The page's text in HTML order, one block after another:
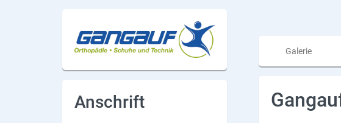
Anschrift
Galerie
Veranstaltungen